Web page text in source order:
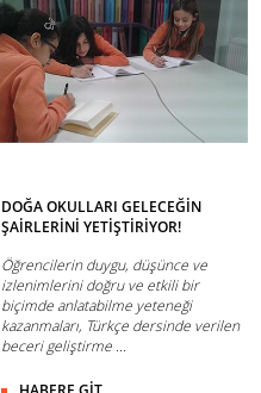
DOĞA OKULLARI GELECEĞİN
ŞAİRLERİNİ YETİŞTİRİYOR!
Öğrencilerin duygu, düşünce ve
izlenimlerini doğru ve etkili bir
biçimde anlatabilme yeteneği
kazanmaları, Türkçe dersinde verilen
beceri geliştirme ...